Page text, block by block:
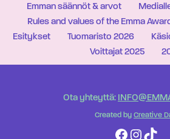
Emman säännöt & arvot
Rules and values of the Emma
Esitykset
Tuomaristo 2026
Voittajat 2025
Ota yhteyttä:
Created by Creative